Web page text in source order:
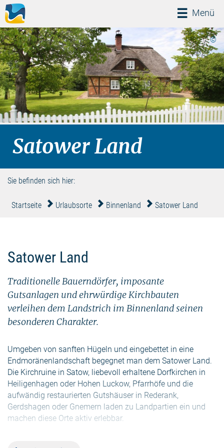
Menü
Menü
©
Satower Land
Sie befinden sich hier:
Startseite Urlaubsorte Binnenland Satower Land
Satower Land
Traditionelle Bauerndörfer, imposante
Gutsanlagen und ehrwürdige Kirchbauten
verleihen dem Landstrich im Binnenland seinen
besonderen Charakter.
Umgeben von sanften Hügeln und eingebettet in eine
Endmoränenlandschaft begegnet man dem Satower Land.
Die Kirchruine in Satow, liebevoll erhaltene Dorfkirchen in
Heiligenhagen oder Hohen Luckow, Pfarrhöfe und die
aufwändig restaurierten Gutshäuser in Rederank,
Gerdshagen oder Gnemern laden zu Landpartien ein und
machen diese Orte aktiv erlebbar.